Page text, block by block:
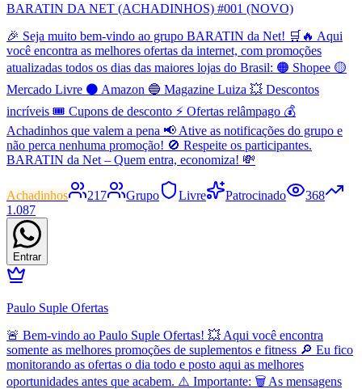
BARATIN DA NET (ACHADINHOS) #001 (NOVO)
🎉 Seja muito bem-vindo ao grupo BARATIN da Net! 🛒🔥 Aqui
você encontra as melhores ofertas da internet, com promoções
atualizadas todos os dias das maiores lojas do Brasil: 🟠 Shopee 🟡
Mercado Livre ⚫ Amazon 🔵 Magazine Luiza 💥 Descontos
incríveis 🎟️ Cupons de desconto ⚡ Ofertas relâmpago 💰
Achadinhos que valem a pena 📢 Ative as notificações do grupo e
não perca nenhuma promoção! 🚫 Respeite os participantes.
BARATIN da Net – Quem entra, economiza! 💸
Achadinhos 217 Grupo Livre Patrocinado
368
1.087
Entrar
Paulo Suple Ofertas
🚨 Bem-vindo ao Paulo Suple Ofertas! 💥 Aqui você encontra
somente as melhores promoções de suplementos e fitness 🔎 Eu fico
monitorando as ofertas o dia todo e posto aqui as melhores
oportunidades antes que acabem. ⚠️ Importante: 🗑️ As mensagens